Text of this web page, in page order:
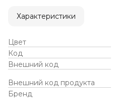
Характеристики
Цвет
Код
Внешний код
Внешний код продукта
Бренд